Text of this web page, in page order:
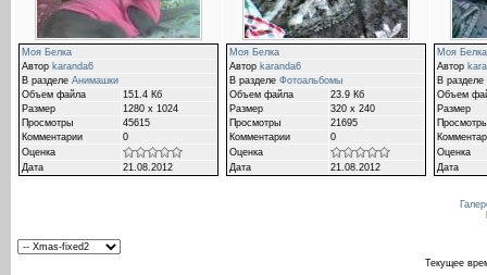
Моя Белка
Автор karanda6
В разделе Анимашки
Объем файла
151.4 Кб
Размер
1280 x 1024
Просмотры
45615
Комментарии
0
Оценка
Дата
21.08.2012
Моя Белка
Автор karanda6
В разделе Фотоальбомы
Объем файла
23.9 Кб
Размер
320 x 240
Просмотры
21695
Комментарии
0
Оценка
Дата
21.08.2012
Моя Белка
Автор
В разделе
Объем
Размер
Просмотры
Оценка
Дата
Текущее